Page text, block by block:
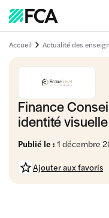
Accueil Actualité des
Finance
identité
Publié le : 1 décembre
Ajouter aux favoris